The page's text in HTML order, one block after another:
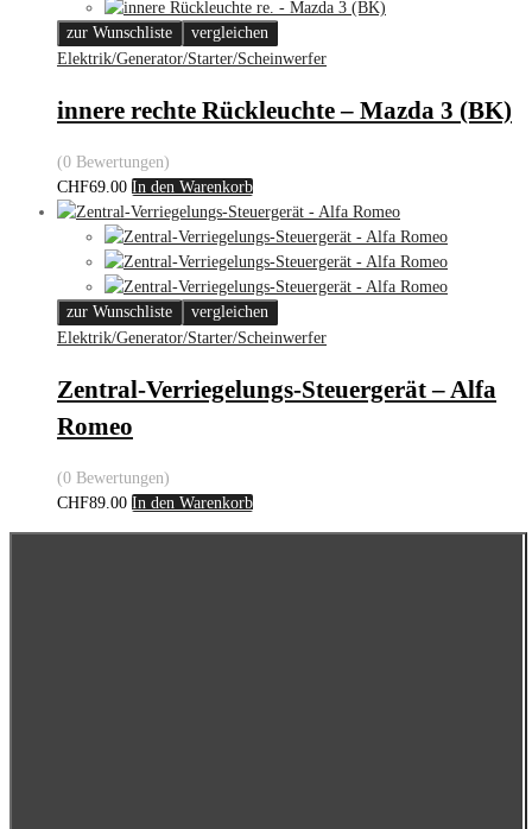
zur Wunschliste
vergleichen
Elektrik/Generator/Starter/Scheinwerfer
innere rechte Rückleuchte – Mazda 3 (BK)
(0 Bewertungen)
CHF69.00 In den Warenkorb
zur Wunschliste
vergleichen
Elektrik/Generator/Starter/Scheinwerfer
Zentral-Verriegelungs-Steuergerät – Alfa
Romeo
(0 Bewertungen)
CHF89.00 In den Warenkorb